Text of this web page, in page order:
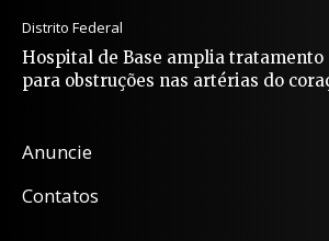
Distrito Federal
Hospital de Base amplia tratamento
para obstruções nas artérias do
Anuncie
Contatos